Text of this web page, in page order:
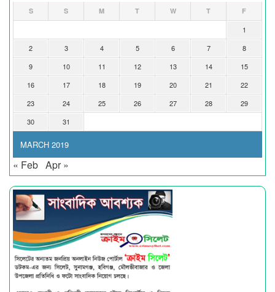
MARCH 2019
S S M T W T F
1
2
3 4 5 6 7
8
9
10 11 12 13 14
15
16
17 18 19 20 21
22
23
24 25 26 27 28
29
30
31
« Feb Apr »